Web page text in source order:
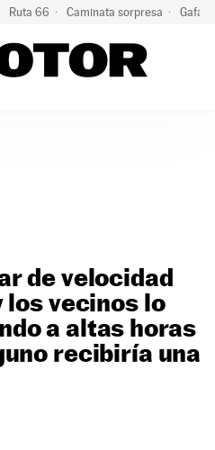
Ruta 66 Caminata sorpresa Gafas
de velocidad
los vecinos lo
a altas horas
recibiría una